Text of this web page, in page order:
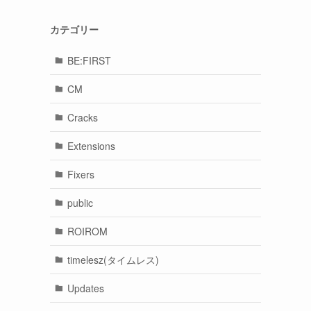
カテゴリー
BE:FIRST
CM
Cracks
Extensions
Fixers
public
ROIROM
timelesz(タイムレス)
Updates